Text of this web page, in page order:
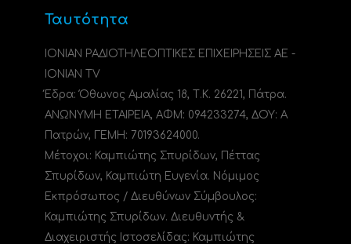
Ταυτότητα
ΙΟΝΙΑΝ ΡΑΔΙΟΤΗΛΕΟΠΤΙΚΕΣ ΕΠΙΧΕΙΡΗΣΕΙΣ ΑΕ -
IONIAN TV
Έδρα: Όθωνος Αμαλίας 18, Τ.Κ. 26221, Πάτρα.
ΑΝΩΝΥΜΗ ΕΤΑΙΡΕΙΑ, ΑΦΜ: 094233274, ΔΟΥ: A
Πατρών, ΓΕΜΗ: 70193624000.
Μέτοχοι: Καμπιώτης Σπυρίδων, Πέττας
Σπυρίδων, Καμπιώτη Ευγενία. Νόμιμος
Εκπρόσωπος / Διευθύνων Σύμβουλος:
Καμπιώτης Σπυρίδων. Διευθυντής &
Διαχειριστής Ιστοσελίδας: Καμπιώτης